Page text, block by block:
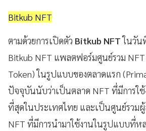
Bitkub NFT
ตามด้วยการเปิดตัว Bitkub NFTในวัน
Bitkub NFT แพลตฟอร์มศูนย์รวม
Token) ในรูปแบบของตลาดแรก
ปัจจุบันนับว่าเป็นตลาด NFT ที่มีการใ
ที่สุดในประเทศไทย และเป็นศูนย์รวมผู้
NFT ที่มีการนำมาใช้งานในรูปแบบที่ห